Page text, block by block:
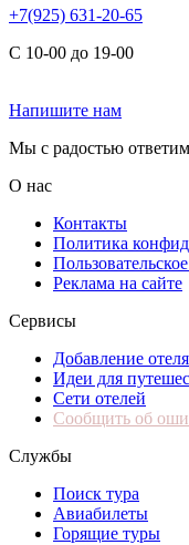
+7(925) 631-20-65
С 10-00 до 19-00
Напишите нам
Мы с радостью
О нас
Контакты
Политика
Реклама на сайте
Сервисы
Добавление отеля
Идеи для
Сети отелей
Сообщить об
Службы
Поиск тура
Авиабилеты
Горящие туры